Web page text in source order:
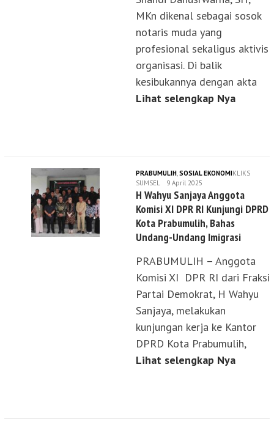
MKn dikenal sebagai sosok
notaris muda yang
profesional sekaligus aktivis
organisasi. Di balik
kesibukannya dengan akta
Lihat selengkap Nya
PRABUMULIH,SOSIAL EKONOMIKLIKS
SUMSEL
9 April 2025
H Wahyu Sanjaya Anggota
Komisi XI DPR RI Kunjungi DPRD
Kota Prabumulih, Bahas
Undang-Undang Imigrasi
PRABUMULIH – Anggota
Komisi XI DPR RI dari Fraksi
Partai Demokrat, H Wahyu
Sanjaya, melakukan
kunjungan kerja ke Kantor
DPRD Kota Prabumulih,
Lihat selengkap Nya